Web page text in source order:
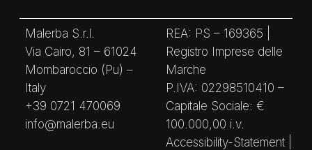
Malerba S.r.l.
Via Cairo, 81 – 61024
Mombaroccio (Pu) –
Italy
+39 0721 470069
info@malerba.eu
REA: PS – 169365 |
Registro Imprese delle
Marche
P.IVA: 02298510410 –
Capitale Sociale: €
100.000,00 i.v.
Accessibility-Statement |